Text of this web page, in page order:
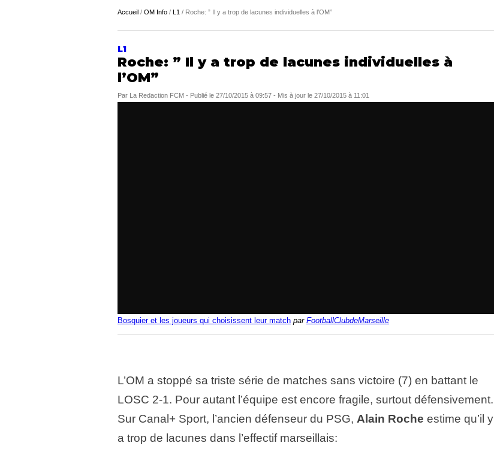
Accueil / OM Info / L1 / Roche: ” Il y a trop de lacunes individuelles à l’OM”
L1
Roche: ” Il y a trop de lacunes individuelles à
l’OM”
Par La Redaction FCM - Publié le 27/10/2015 à 09:57 - Mis à jour le 27/10/2015 à 11:01
Bosquier et les joueurs qui choisissent leur match par FootballClubdeMarseille
L’OM a stoppé sa triste série de matches sans victoire (7) en battant le
LOSC 2-1. Pour autant l’équipe est encore fragile, surtout défensivement.
Sur Canal+ Sport, l’ancien défenseur du PSG, Alain Roche estime qu’il y
a trop de lacunes dans l’effectif marseillais: